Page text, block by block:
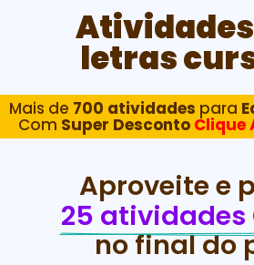
letras
Mais de 700 atividades para
Com Super Desconto Clique
Aproveite e
25 atividades
no final do